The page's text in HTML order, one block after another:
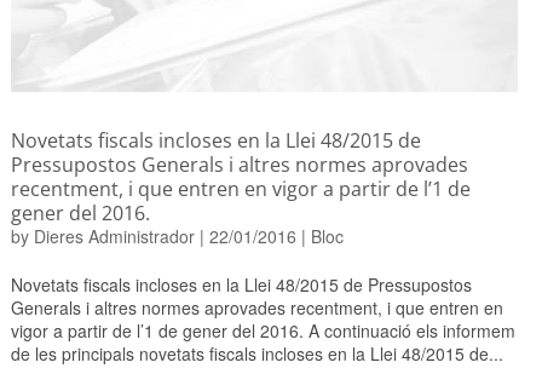
Novetats fiscals incloses en la Llei 48/2015 de
Pressupostos Generals i altres normes aprovades
recentment, i que entren en vigor a partir de l’1 de
gener del 2016.
by Dieres Administrador| 22/01/2016 | Bloc
Novetats fiscals incloses en la Llei 48/2015 de Pressupostos
Generals i altres normes aprovades recentment, i que entren en
vigor a partir de l’1 de gener del 2016. A continuació els informem
de les principals novetats fiscals incloses en la Llei 48/2015 de...